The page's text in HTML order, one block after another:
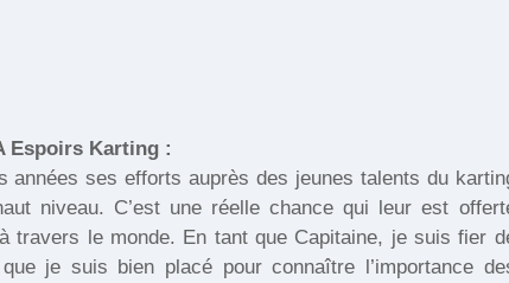
Espoirs Karting :
années ses efforts auprès des jeunes talents du
niveau. C’est une réelle chance qui leur est
travers le monde. En tant que Capitaine, je suis fier
je suis bien placé pour connaître l’importance